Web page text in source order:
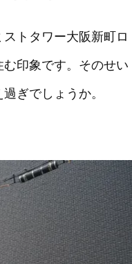
トタワー大阪新町ロ
印象です。そのせい
ぎでしょうか。